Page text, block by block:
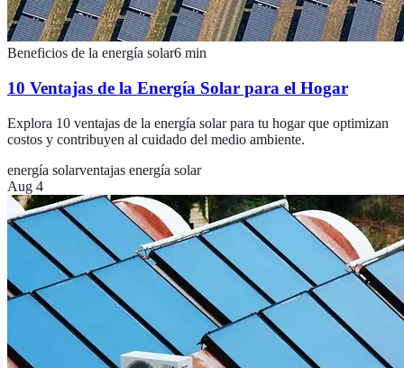
Beneficios de la energía solar6 min
10 Ventajas de la Energía Solar para el Hogar
Explora 10 ventajas de la energía solar para tu hogar que optimizan
costos y contribuyen al cuidado del medio ambiente.
energía solarventajas energía solar
Aug 4